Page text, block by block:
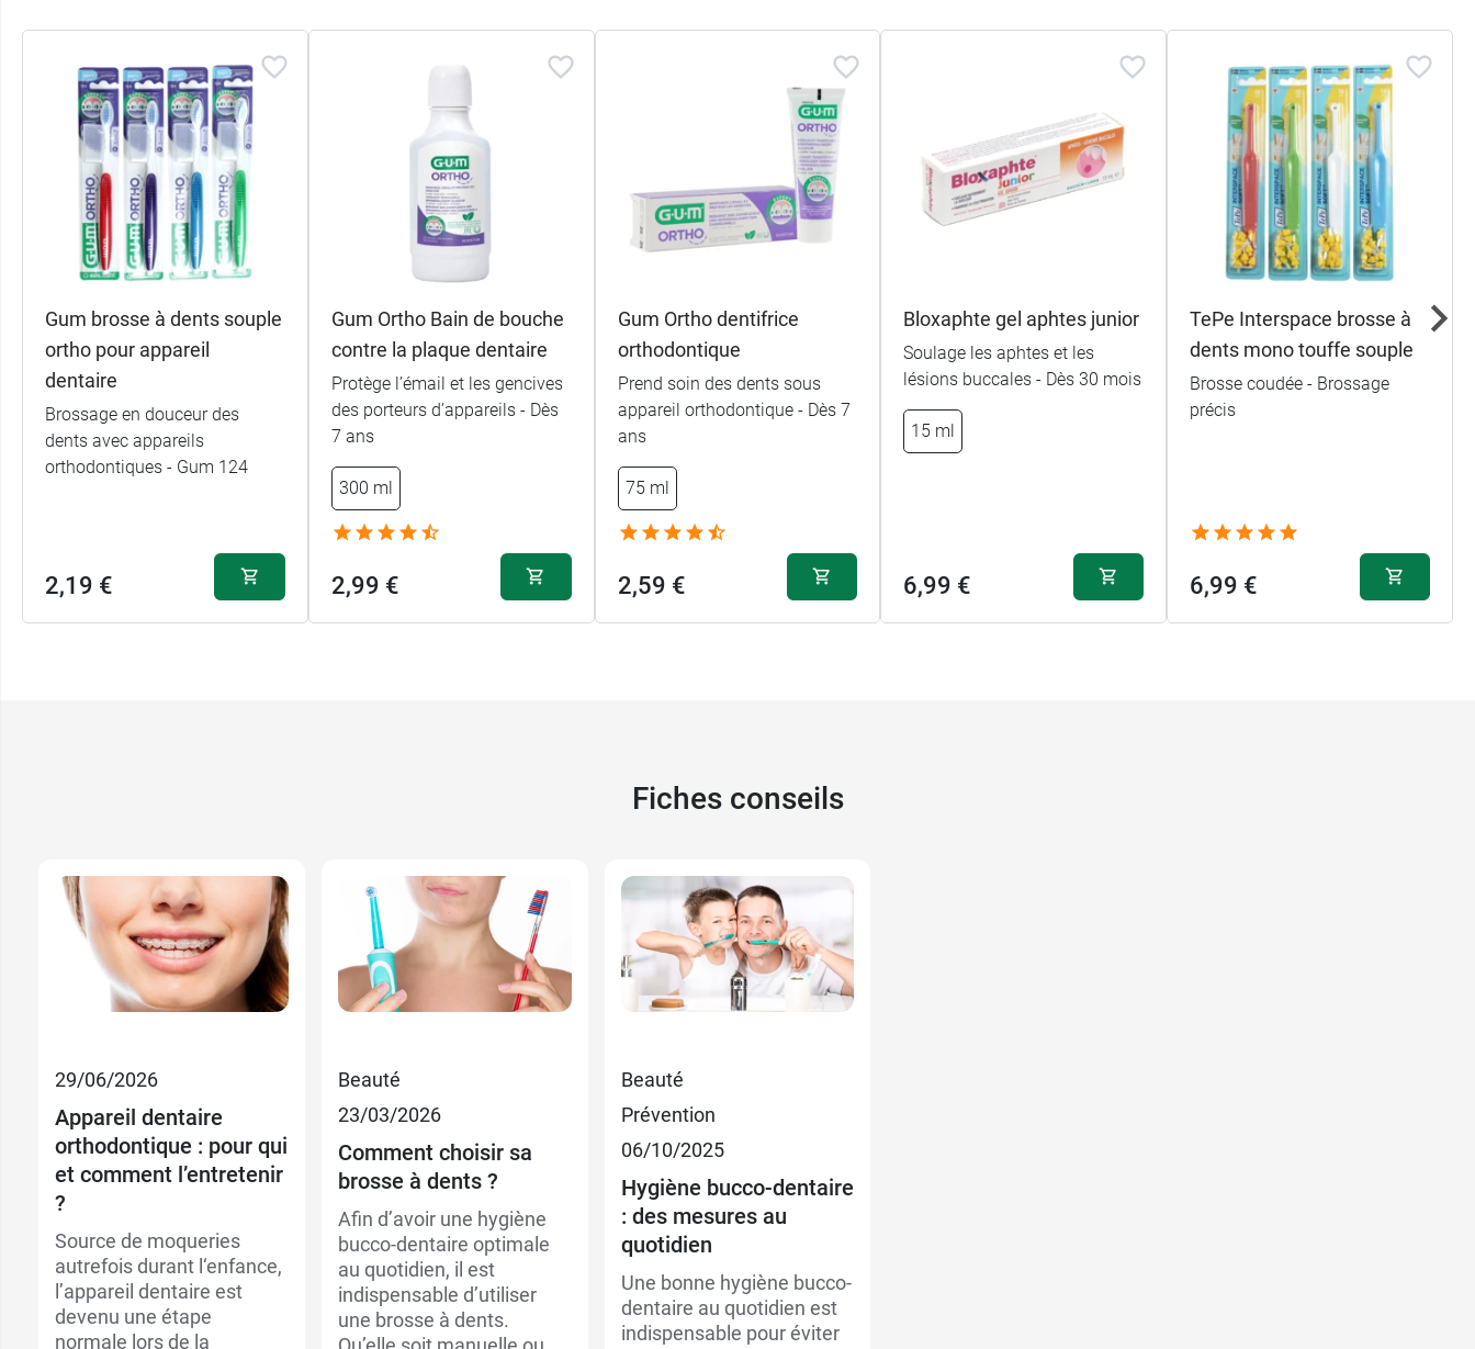
Gum brosse à dents souple
ortho pour appareil
dentaire
Brossage en douceur des
dents avec appareils
orthodontiques - Gum 124
2,19 €
Gum Ortho Bain de bouche
contre la plaque dentaire
Protège l’émail et les gencives
des porteurs d’appareils - Dès
7 ans
300 ml
2,99 €
Gum Ortho dentifrice
orthodontique
Prend soin des dents sous
appareil orthodontique - Dès 7
ans
75 ml
2,59 €
Bloxaphte gel aphtes junior
Soulage les aphtes et les
lésions buccales - Dès 30 mois
15 ml
6,99 €
TePe Interspace brosse à
dents mono touffe souple
Brosse coudée - Brossage
précis
6,99 €
Fiches conseils
29/06/2026
Appareil dentaire
orthodontique : pour qui
et comment l’entretenir
?
Source de moqueries
autrefois durant l‘enfance,
l’appareil dentaire est
devenu une étape
normale lors de la
Beauté
23/03/2026
Comment choisir sa
brosse à dents ?
Afin d’avoir une hygiène
bucco-dentaire optimale
au quotidien, il est
indispensable d’utiliser
une brosse à dents.
Beauté
Prévention
06/10/2025
Hygiène bucco-dentaire
: des mesures au
quotidien
Une bonne hygiène bucco-
dentaire au quotidien est
indispensable pour éviter